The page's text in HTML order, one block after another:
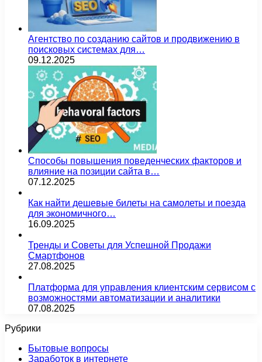
Агентство по созданию сайтов и продвижению в
поисковых системах для…
09.12.2025
Способы повышения поведенческих факторов и
влияние на позиции сайта в…
07.12.2025
Как найти дешевые билеты на самолеты и поезда
для экономичного…
16.09.2025
Тренды и Советы для Успешной Продажи
Смартфонов
27.08.2025
Платформа для управления клиентским сервисом с
возможностями автоматизации и аналитики
07.08.2025
Рубрики
Бытовые вопросы
Заработок в интернете